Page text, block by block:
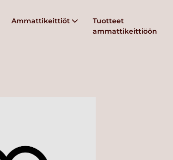
Ammattikeittiöt
Tuotteet
ammattikeittiöön